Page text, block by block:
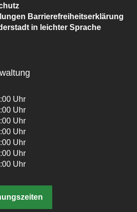
Barrierefreiheitserklärung
in leichter Sprache
Uhr
Uhr
Uhr
Uhr
Uhr
Uhr
Uhr